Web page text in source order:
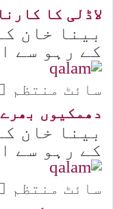
لاڈلی کا
بینا خان
کے رہو سے
سائٹ منتظم
دھمکیوں
بینا خان
کے رہو سے
سائٹ منتظم